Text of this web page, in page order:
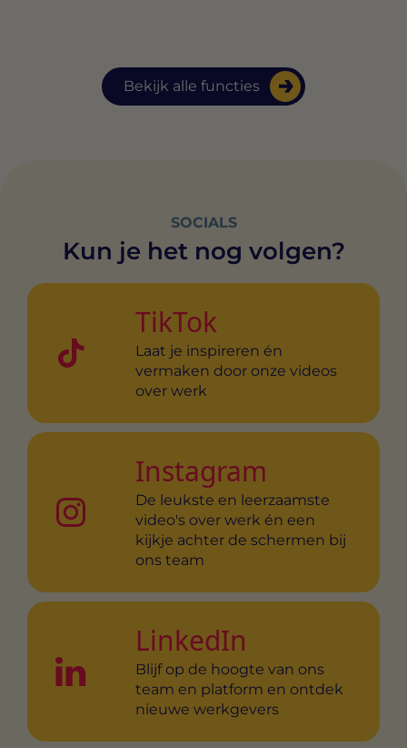
Bekijk alle functies
SOCIALS
Kun je het nog volgen?
TikTok
Laat je inspireren én
vermaken door onze videos
over werk
Instagram
De leukste en leerzaamste
video's over werk én een
kijkje achter de schermen bij
ons team
LinkedIn
Blijf op de hoogte van ons
team en platform en ontdek
nieuwe werkgevers